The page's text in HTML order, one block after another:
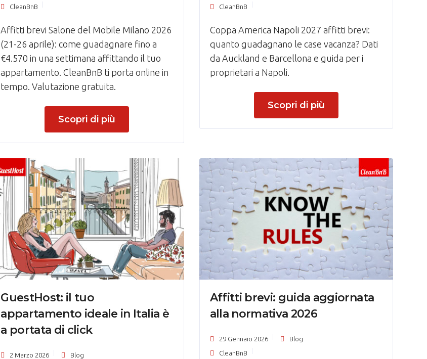
CleanBnB
Affitti brevi Salone del Mobile Milano 2026
(21-26 aprile): come guadagnare fino a
€4.570 in una settimana affittando il tuo
appartamento. CleanBnB ti porta online in
tempo. Valutazione gratuita.
Scopri di più
CleanBnB
Coppa America Napoli 2027 affitti brevi:
quanto guadagnano le case vacanza? Dati
da Auckland e Barcellona e guida per i
proprietari a Napoli.
Scopri di più
GuestHost: il tuo
appartamento ideale in Italia è
a portata di click
2 Marzo 2026
Blog
Affitti brevi: guida aggiornata
alla normativa 2026
29 Gennaio 2026
Blog
CleanBnB